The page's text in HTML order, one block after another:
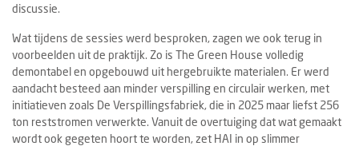
discussie.
Wat tijdens de sessies werd besproken, zagen we ook terug in
voorbeelden uit de praktijk. Zo is The Green House volledig
demontabel en opgebouwd uit hergebruikte materialen. Er werd
aandacht besteed aan minder verspilling en circulair werken, met
initiatieven zoals De Verspillingsfabriek, die in 2025 maar liefst 256
ton reststromen verwerkte. Vanuit de overtuiging dat wat gemaakt
wordt ook gegeten hoort te worden, zet HAI in op slimmer